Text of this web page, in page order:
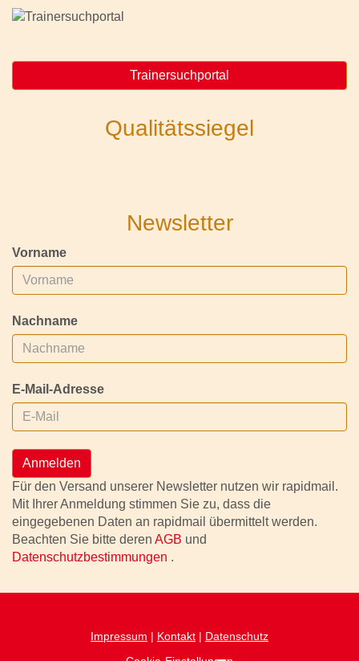
Trainersuchportal
Qualitätssiegel
Newsletter
Vorname
Nachname
E-Mail-Adresse
Anmelden
Für den Versand unserer Newsletter nutzen wir rapidmail.
Mit Ihrer Anmeldung stimmen Sie zu, dass die
eingegebenen Daten an rapidmail übermittelt werden.
Beachten Sie bitte deren AGB und
Datenschutzbestimmungen .
Impressum | Kontakt | Datenschutz